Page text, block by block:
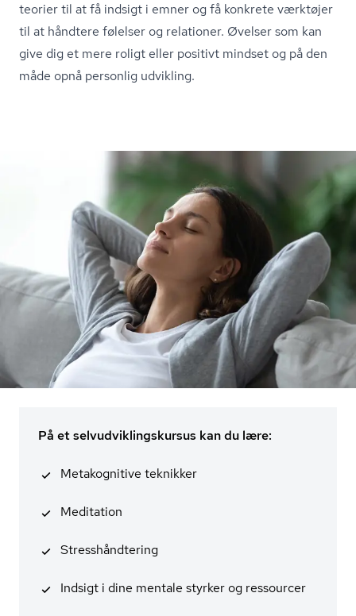
teorier til at få indsigt i emner og få konkrete værktøjer
til at håndtere følelser og relationer. Øvelser som kan
give dig et mere roligt eller positivt mindset og på den
måde opnå personlig udvikling.
På et selvudviklingskursus kan du lære:
Metakognitive teknikker
Meditation
Stresshånd­te­ring
Indsigt i dine mentale styrker og ressourcer